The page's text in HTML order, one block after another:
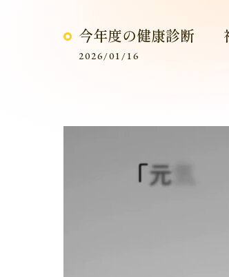
今年度の健康診断
2026/01/16